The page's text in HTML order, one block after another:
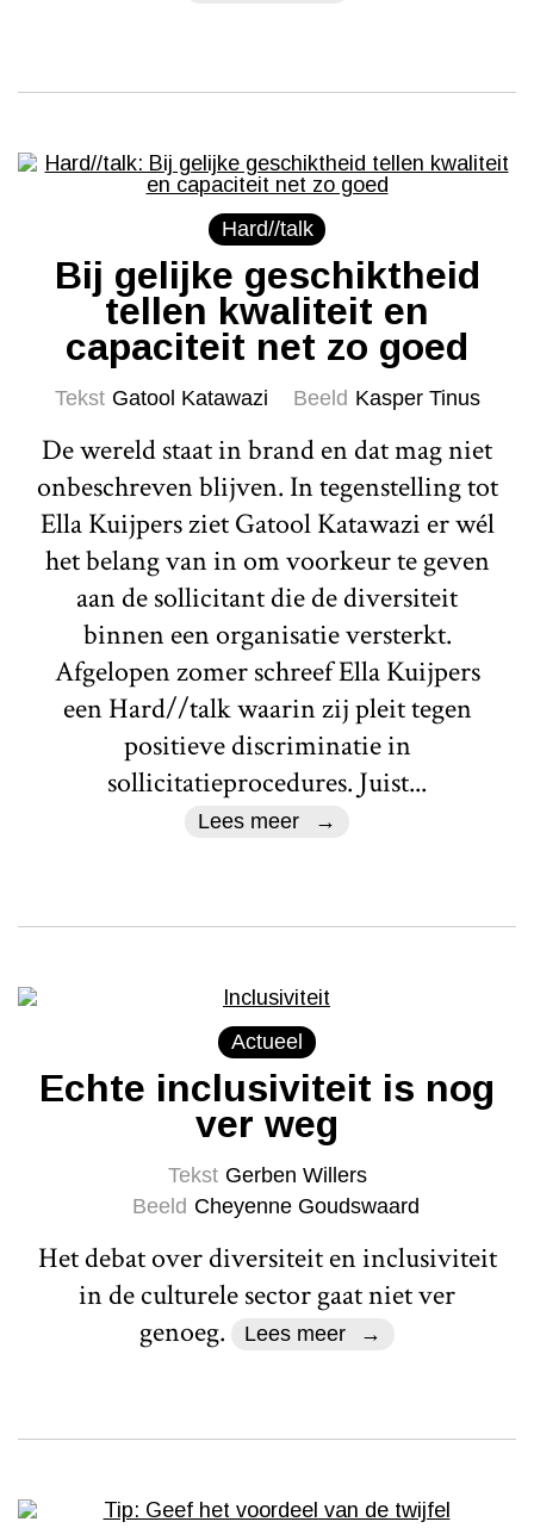
Hard//talk
Bij gelijke geschiktheid
tellen kwaliteit en
capaciteit net zo goed
Tekst Gatool Katawazi Beeld Kasper Tinus
De wereld staat in brand en dat mag niet
onbeschreven blijven. In tegenstelling tot
Ella Kuijpers ziet Gatool Katawazi er wél
het belang van in om voorkeur te geven
aan de sollicitant die de diversiteit
binnen een organisatie versterkt.
Afgelopen zomer schreef Ella Kuijpers
een Hard//talk waarin zij pleit tegen
positieve discriminatie in
sollicitatieprocedures. Juist...
Lees meer
Actueel
Echte inclusiviteit is nog
ver weg
Tekst Gerben Willers
Beeld Cheyenne Goudswaard
Het debat over diversiteit en inclusiviteit
in de culturele sector gaat niet ver
genoeg.
Lees meer